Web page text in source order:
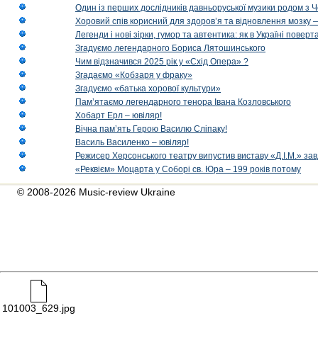
Один із перших дослідників давньоруської музики родом з
Хоровий спів корисний для здоров’я та відновлення мозку
Легенди і нові зірки, гумор та автентика: як в Україні
Згадуємо легендарного Бориса Лятошинського
Чим відзначився 2025 рік у «Схід Опера» ?
Згадаємо «Кобзаря у фраку»
Згадуємо «батька хорової культури»
Пам’ятаємо легендарного тенора Івана Козловського
Хобарт Ерл – ювіляр!
Вічна пам’ять Герою Василю Сліпаку!
Василь Василенко – ювіляр!
Режисер Херсонського театру випустив виставу «Д.І.М.»
«Реквієм» Моцарта у Соборі св. Юра – 199 років потому
© 2008-2026 Music-review Ukraine
101003_629.jpg